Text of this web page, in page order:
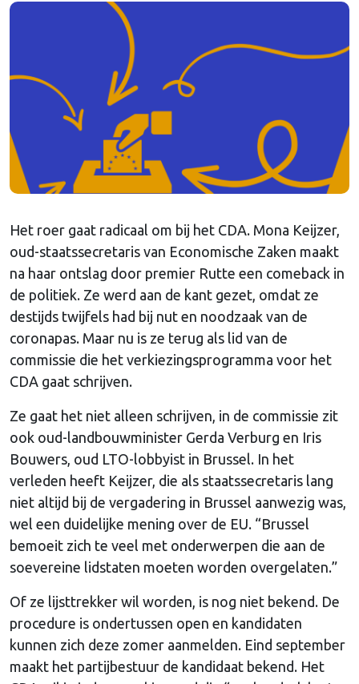
Het roer gaat radicaal om bij het CDA. Mona Keijzer,
oud-staatssecretaris van Economische Zaken maakt
na haar ontslag door premier Rutte een comeback in
de politiek. Ze werd aan de kant gezet, omdat ze
destijds twijfels had bij nut en noodzaak van de
coronapas. Maar nu is ze terug als lid van de
commissie die het verkiezingsprogramma voor het
CDA gaat schrijven.
Ze gaat het niet alleen schrijven, in de commissie zit
ook oud-landbouwminister Gerda Verburg en Iris
Bouwers, oud LTO-lobbyist in Brussel. In het
verleden heeft Keijzer, die als staatssecretaris lang
niet altijd bij de vergadering in Brussel aanwezig was,
wel een duidelijke mening over de EU. “Brussel
bemoeit zich te veel met onderwerpen die aan de
soevereine lidstaten moeten worden overgelaten.”
Of ze lijsttrekker wil worden, is nog niet bekend. De
procedure is ondertussen open en kandidaten
kunnen zich deze zomer aanmelden. Eind september
maakt het partijbestuur de kandidaat bekend. Het